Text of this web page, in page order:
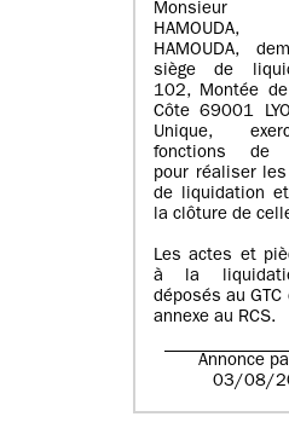
Monsieur
HAMOUDA,
siège de
102, Montée
Côte 69001
Unique,
fonctions de
pour réaliser
de liquidation
la clôture de
Les actes et
à la
déposés au GTC
annexe au RCS.
Annonce
03/08/